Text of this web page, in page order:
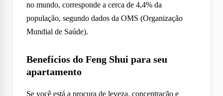
no mundo, corresponde a cerca de 4,4% da
população, segundo dados da OMS (Organização
Mundial de Saúde).
Benefícios do Feng Shui para seu
apartamento
Se você está a procura de leveza, concentração e